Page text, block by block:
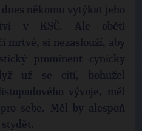
někomu vytýkat jeho
v KSČ. Ale oběti
mrtvé, si nezaslouží, aby
prominent cynicky
už se cítí, bohužel
vývoje, měl
sebe. Měl by alespoň